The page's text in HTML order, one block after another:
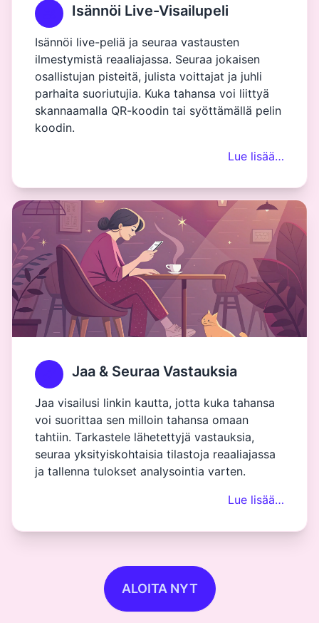
Isännöi Live-Visailupeli
Isännöi live-peliä ja seuraa vastausten
ilmestymistä reaaliajassa. Seuraa jokaisen
osallistujan pisteitä, julista voittajat ja juhli
parhaita suoriutujia. Kuka tahansa voi liittyä
skannaamalla QR-koodin tai syöttämällä pelin
koodin.
Lue lisää…
Jaa & Seuraa Vastauksia
Jaa visailusi linkin kautta, jotta kuka tahansa
voi suorittaa sen milloin tahansa omaan
tahtiin. Tarkastele lähetettyjä vastauksia,
seuraa yksityiskohtaisia tilastoja reaaliajassa
ja tallenna tulokset analysointia varten.
Lue lisää…
ALOITA NYT